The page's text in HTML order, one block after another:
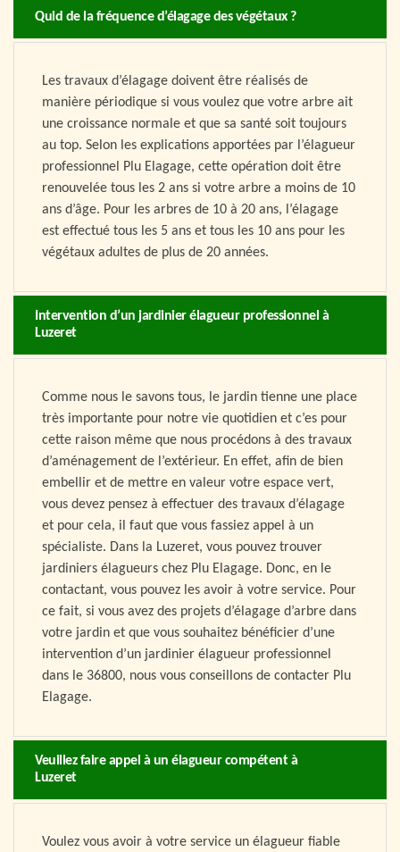
Quid de la fréquence d’élagage des végétaux ?
Les travaux d’élagage doivent être réalisés de
manière périodique si vous voulez que votre arbre ait
une croissance normale et que sa santé soit toujours
au top. Selon les explications apportées par l’élagueur
professionnel Plu Elagage, cette opération doit être
renouvelée tous les 2 ans si votre arbre a moins de 10
ans d’âge. Pour les arbres de 10 à 20 ans, l’élagage
est effectué tous les 5 ans et tous les 10 ans pour les
végétaux adultes de plus de 20 années.
Intervention d’un jardinier élagueur professionnel à
Luzeret
Comme nous le savons tous, le jardin tienne une place
très importante pour notre vie quotidien et c’es pour
cette raison même que nous procédons à des travaux
d’aménagement de l’extérieur. En effet, afin de bien
embellir et de mettre en valeur votre espace vert,
vous devez pensez à effectuer des travaux d’élagage
et pour cela, il faut que vous fassiez appel à un
spécialiste. Dans la Luzeret, vous pouvez trouver
jardiniers élagueurs chez Plu Elagage. Donc, en le
contactant, vous pouvez les avoir à votre service. Pour
ce fait, si vous avez des projets d’élagage d’arbre dans
votre jardin et que vous souhaitez bénéficier d’une
intervention d’un jardinier élagueur professionnel
dans le 36800, nous vous conseillons de contacter Plu
Elagage.
Veuillez faire appel à un élagueur compétent à
Luzeret
Voulez vous avoir à votre service un élagueur fiable